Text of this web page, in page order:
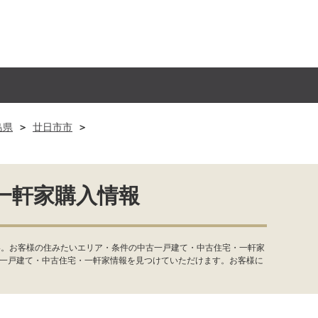
県 廿日市市
軒家購入情報
お客様の住みたいエリア・条件の中古一戸建て・中古住宅・一軒家
建て・中古住宅・一軒家情報を見つけていただけます。お客様に